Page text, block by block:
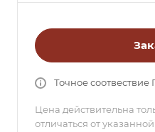
Точное соотвествие
Цена действительна
отличаться от